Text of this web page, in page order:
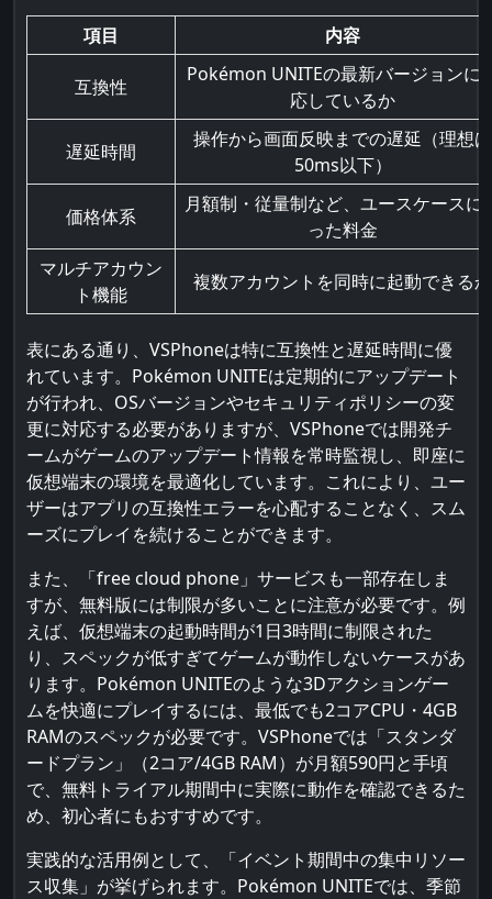
項目 内容
互換性
Pokémon UNITEの最新バージョンに
応しているか
遅延時間
操作から画面反映までの遅延（理想は
50ms以下）
価格体系
月額制・従量制など、ユースケースに
った料金
マルチアカウン
ト機能
複数アカウントを同時に起動できるか
表にある通り、VSPhoneは特に互換性と遅延時間に優
れています。Pokémon UNITEは定期的にアップデート
が行われ、OSバージョンやセキュリティポリシーの変
更に対応する必要がありますが、VSPhoneでは開発チ
ームがゲームのアップデート情報を常時監視し、即座に
仮想端末の環境を最適化しています。これにより、ユー
ザーはアプリの互換性エラーを心配することなく、スム
ーズにプレイを続けることができます。
また、「free cloud phone」サービスも一部存在しま
すが、無料版には制限が多いことに注意が必要です。例
えば、仮想端末の起動時間が1日3時間に制限された
り、スペックが低すぎてゲームが動作しないケースがあ
ります。Pokémon UNITEのような3Dアクションゲー
ムを快適にプレイするには、最低でも2コアCPU・4GB
RAMのスペックが必要です。VSPhoneでは「スタンダ
ードプラン」（2コア/4GB RAM）が月額590円と手頃
で、無料トライアル期間中に実際に動作を確認できるた
め、初心者にもおすすめです。
実践的な活用例として、「イベント期間中の集中リソー
ス収集」が挙げられます。Pokémon UNITEでは、季節